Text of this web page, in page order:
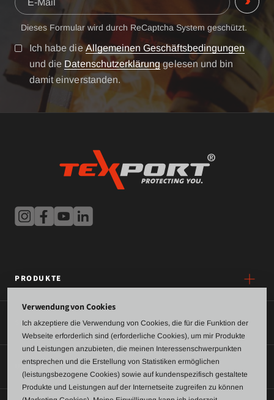
Dieses Formular wird durch ReCaptcha System geschützt.
Ich habe die Allgemeinen Geschäftsbedingungen
und die Datenschutzerklärunggelesen und bin
damit einverstanden.
PRODUKTE
SERVICE
ÜBER UNS
Verwendung von Cookies
Ich akzeptiere die Verwendung von Cookies, die für die Funktion der
Webseite erforderlich sind (erforderliche Cookies), um mir Produkte
und Leistungen anzubieten, die meinen Interessenschwerpunkten
entsprechen und die Erstellung von Statistiken ermöglichen
(leistungsbezogene Cookies) sowie auf kundenspezifisch gestaltete
Produkte und Leistungen auf der Internetseite zugreifen zu können